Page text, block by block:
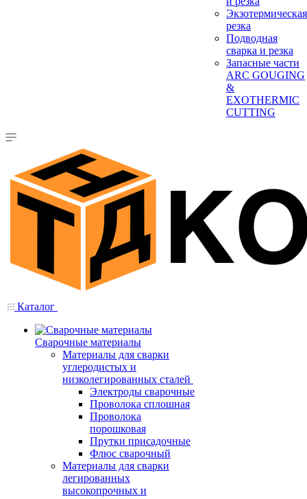
Экзотермическая
резка
Подводная
сварка и резка
Запасные части
ARC GOUGING
&
EXOTHERMIC
CUTTING
Каталог
Сварочные материалы
Материалы для сварки
углеродистых и
низколегированных сталей
Электроды сварочные
Проволока сплошная
Проволока
порошковая
Прутки присадочные
Флюс сварочный
Материалы для сварки
легированных
высокопрочных и